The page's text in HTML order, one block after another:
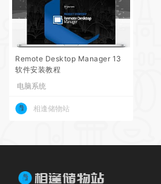
Remote Desktop Manager 13
软件安装教程
电脑系统
相逢储物站